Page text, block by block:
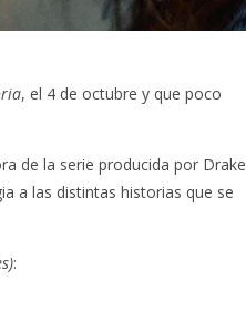
, el 4 de octubre y que poco
de la serie producida por Drake
a las distintas historias que se
: